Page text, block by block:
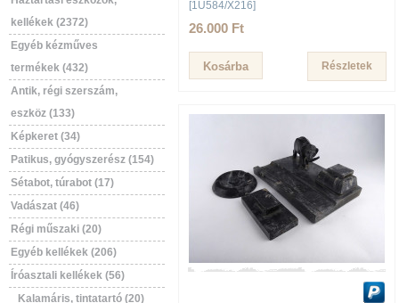
kellékek (2372)
Egyéb kézműves
termékek (432)
Antik, régi szerszám,
eszköz (133)
Képkeret (34)
Patikus, gyógyszerész (154)
Sétabot, túrabot (17)
Vadászat (46)
Régi műszaki (20)
Egyéb kellékek (206)
Íróasztali kellékek (56)
Kalamáris, tintatartó (20)
[1U584/X216]
26.000 Ft
Részletek